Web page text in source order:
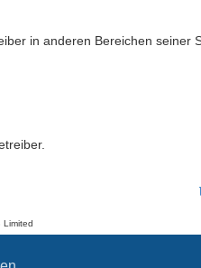
in anderen Bereichen seiner